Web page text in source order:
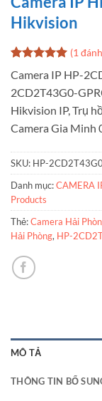
Hikvision
5trên 5
dựa trên
1
đánh giá
(1
Camera IP HP-
2CD2T43G0-
Hikvision IP, Trụ
Camera Gia Minh
SKU: HP-
Danh mục:CAMERA
Products
Thẻ:Camera Hải
Hải Phòng, HP-
MÔ TẢ
THÔNG TIN BỔ